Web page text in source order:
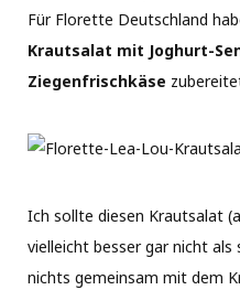
Für Florette Deutschland
Krautsalat mit Joghurt-
Ziegenfrischkäse
Ich sollte diesen Krautsalat
vielleicht besser gar nicht
nichts gemeinsam mit dem